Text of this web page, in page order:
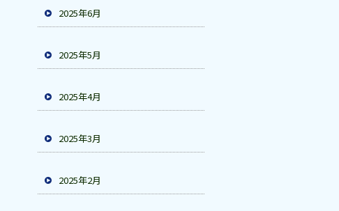
2025年6月
2025年5月
2025年4月
2025年3月
2025年2月